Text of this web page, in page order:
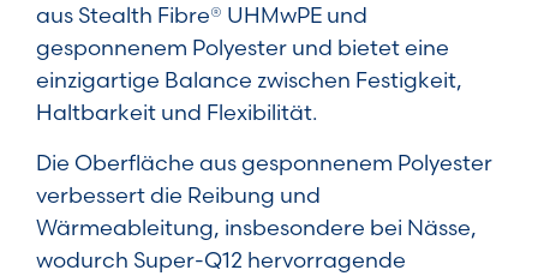
aus Stealth Fibre® UHMwPE und
gesponnenem Polyester und bietet eine
einzigartige Balance zwischen Festigkeit,
Haltbarkeit und Flexibilität.
Die Oberfläche aus gesponnenem Polyester
verbessert die Reibung und
Wärmeableitung, insbesondere bei Nässe,
wodurch Super-Q12 hervorragende